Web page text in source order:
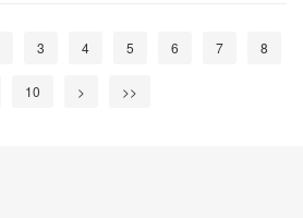
3 4 5 6 7 8
10 > >>